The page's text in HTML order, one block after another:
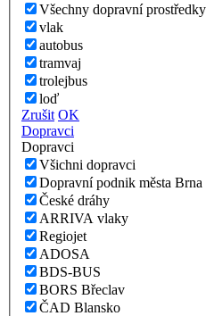
Všechny dopravní prostředky
vlak
autobus
tramvaj
trolejbus
loď
Zrušit OK
Dopravci
Dopravci
Všichni dopravci
Dopravní podnik města Brna
České dráhy
ARRIVA vlaky
Regiojet
ADOSA
BDS-BUS
BORS Břeclav
ČAD Blansko